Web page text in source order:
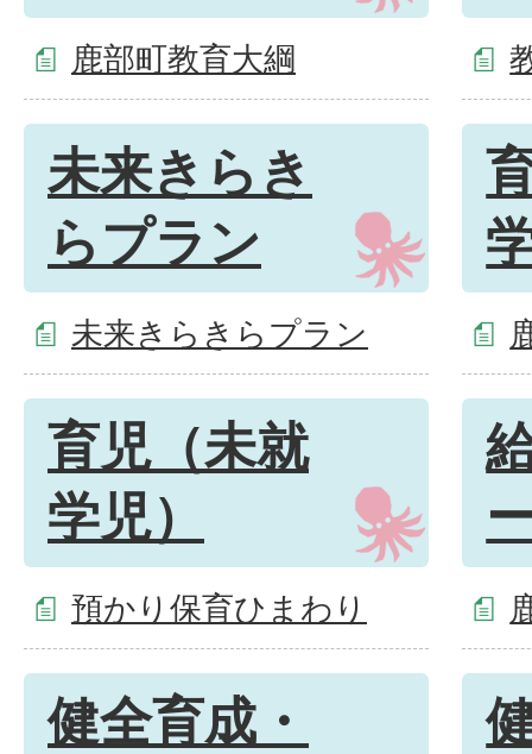
鹿部町教育大綱
未来きらき
らプラン
未来きらきらプラン
育児（未就
学児）
預かり保育ひまわり
健全育成・